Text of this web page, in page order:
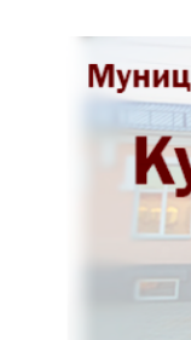
Перейти к